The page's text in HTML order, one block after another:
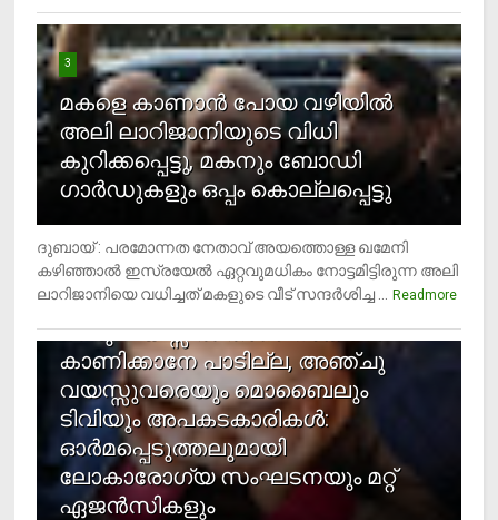
3
മകളെ കാണാന്‍ പോയ വഴിയില്‍
അലി ലാറിജാനിയുടെ വിധി
കുറിക്കപ്പെട്ടു, മകനും ബോഡി
ഗാര്‍ഡുകളും ഒപ്പം കൊല്ലപ്പെട്ടു
ദുബായ് : പരമോന്നത നേതാവ് അയത്തൊള്ള ഖമേനി
കഴിഞ്ഞാല്‍ ഇസ്രയേല്‍ ഏറ്റവുമധികം നോട്ടമിട്ടിരുന്ന അലി
ലാറിജാനിയെ വധിച്ചത് മകളുടെ വീട് സന്ദര്‍ശിച്ച ...
Readmore
4
രണ്ടു വയസ്സില്‍ താഴെ സ്‌ക്രീന്‍
കാണിക്കാനേ പാടില്ല, അഞ്ചു
വയസ്സുവരെയും മൊബൈലും
ടിവിയും അപകടകാരികള്‍:
ഓര്‍മപ്പെടുത്തലുമായി
ലോകാരോഗ്യ സംഘടനയും മറ്റ്
ഏജന്‍സികളും